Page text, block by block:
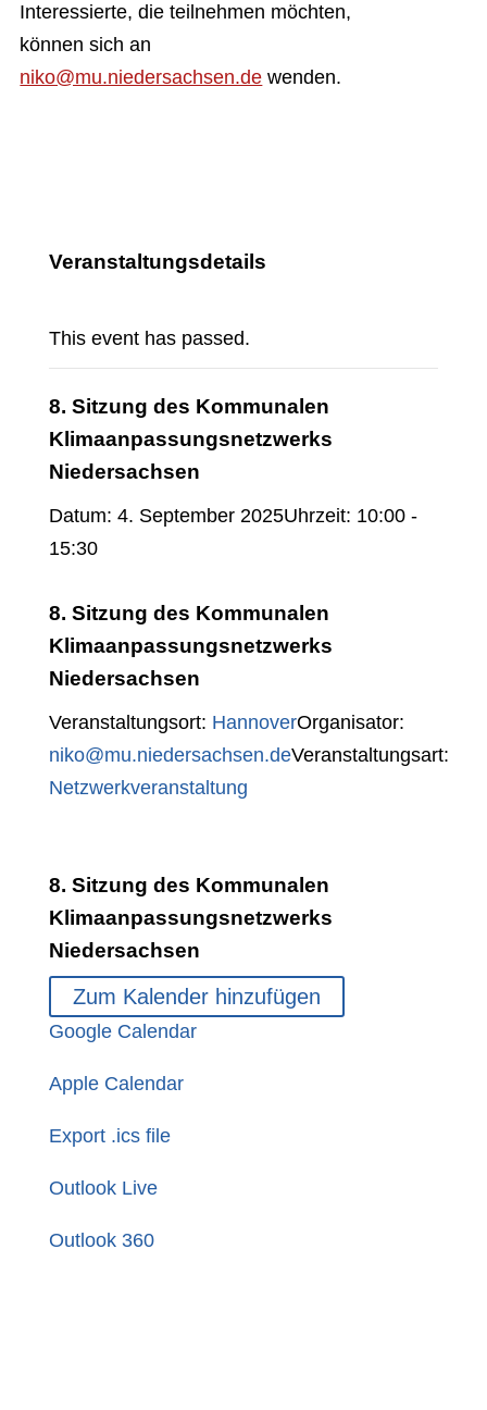
Interessierte, die teilnehmen möchten,
können sich an
niko@mu.niedersachsen.de wenden.
Veranstaltungsdetails
This event has passed.
8. Sitzung des Kommunalen
Klimaanpassungsnetzwerks
Niedersachsen
Datum: 4. September 2025Uhrzeit: 10:00 -
15:30
8. Sitzung des Kommunalen
Klimaanpassungsnetzwerks
Niedersachsen
Veranstaltungsort: HannoverOrganisator:
niko@mu.niedersachsen.deVeranstaltungsart:
Netzwerkveranstaltung
8. Sitzung des Kommunalen
Klimaanpassungsnetzwerks
Niedersachsen
Zum Kalender hinzufügen
Google Calendar
Apple Calendar
Export .ics file
Outlook Live
Outlook 360